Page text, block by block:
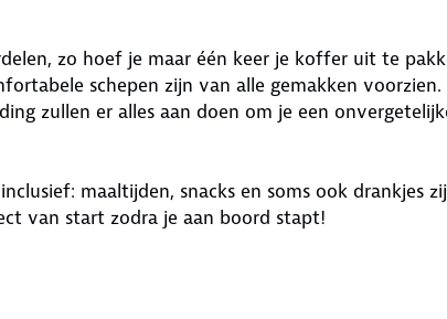
zo hoef je maar één keer je koffer uit te
schepen zijn van alle gemakken voorzien.
zullen er alles aan doen om je een
maaltijden, snacks en soms ook drankjes
van start zodra je aan boord stapt!